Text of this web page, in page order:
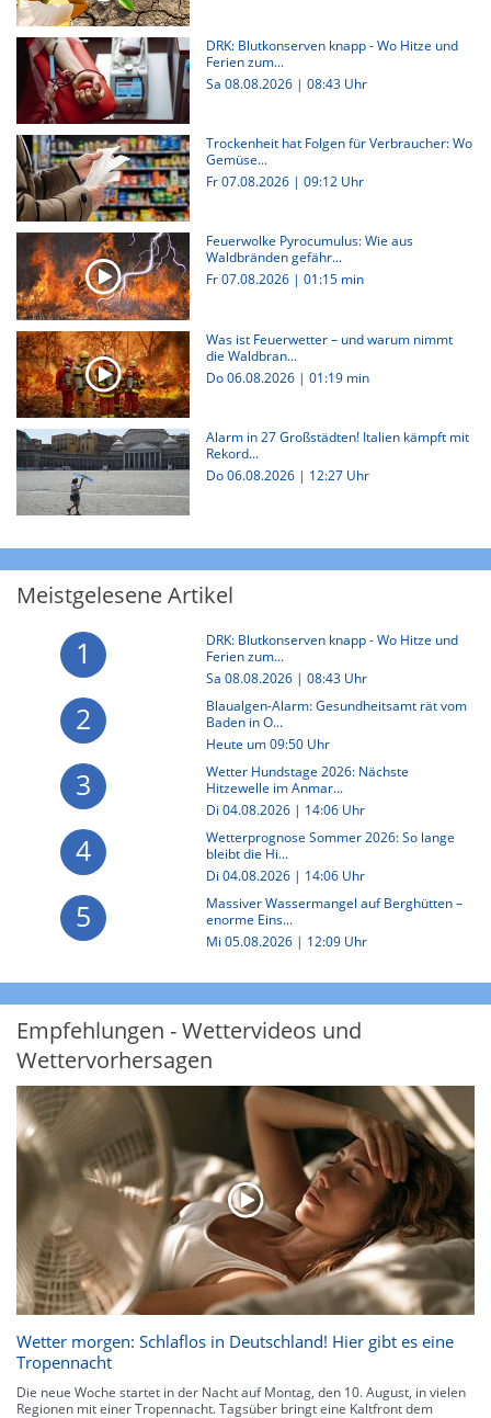
DRK: Blutkonserven knapp - Wo Hitze und
Ferien zum...
Sa 08.08.2026 | 08:43 Uhr
Trockenheit hat Folgen für Verbraucher: Wo
Gemüse...
Fr 07.08.2026 | 09:12 Uhr
Feuerwolke Pyrocumulus: Wie aus
Waldbränden gefähr...
Fr 07.08.2026 |01:15 min
Was ist Feuerwetter – und warum nimmt
die Waldbran...
Do 06.08.2026 |01:19 min
Alarm in 27 Großstädten! Italien kämpft mit
Rekord...
Do 06.08.2026 | 12:27 Uhr
Meistgelesene Artikel
1
DRK: Blutkonserven knapp - Wo Hitze und
Ferien zum...
Sa 08.08.2026 | 08:43 Uhr
2
Blaualgen-Alarm: Gesundheitsamt rät vom
Baden in O...
Heute um 09:50 Uhr
3
Wetter Hundstage 2026: Nächste
Hitzewelle im Anmar...
Di 04.08.2026 | 14:06 Uhr
4
Wetterprognose Sommer 2026: So lange
bleibt die Hi...
Di 04.08.2026 | 14:06 Uhr
5
Massiver Wassermangel auf Berghütten –
enorme Eins...
Mi 05.08.2026 | 12:09 Uhr
Empfehlungen - Wettervideos und
Wettervorhersagen
Wetter morgen: Schlaflos in Deutschland! Hier gibt es eine
Tropennacht
Die neue Woche startet in der Nacht auf Montag, den 10. August, in vielen
Regionen mit einer Tropennacht. Tagsüber bringt eine Kaltfront dem